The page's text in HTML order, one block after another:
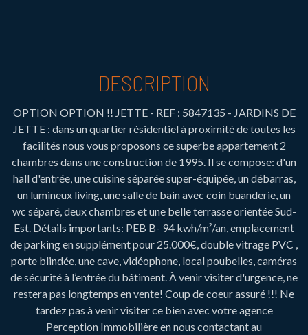
DESCRIPTION
OPTION OPTION !! JETTE - REF : 5847135 - JARDINS DE
JETTE : dans un quartier résidentiel à proximité de toutes les
facilités nous vous proposons ce superbe appartement 2
chambres dans une construction de 1995. Il se compose: d'un
hall d'entrée, une cuisine séparée super-équipée, un débarras,
un lumineux living, une salle de bain avec coin buanderie, un
wc séparé, deux chambres et une belle terrasse orientée Sud-
Est. Détails importants: PEB B- 94 kwh/m²/an, emplacement
de parking en supplément pour 25.000€, double vitrage PVC ,
porte blindée, une cave, vidéophone, local poubelles, caméras
de sécurité à l’entrée du bâtiment. À venir visiter d'urgence, ne
restera pas longtemps en vente! Coup de coeur assuré !!! Ne
tardez pas à venir visiter ce bien avec votre agence
Perception Immobilière en nous contactant au